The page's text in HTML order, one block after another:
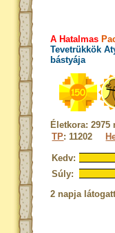
A Hatalmas
Tevetrükkök
bástyája
Életkora:
TP: 11202
Kedv:
Súly:
2 napja